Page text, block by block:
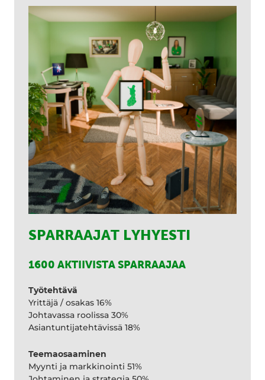
SPARRAAJAT LYHYESTI
1600 AKTIIVISTA SPARRAAJAA
Työtehtävä
Yrittäjä / osakas 16%
Johtavassa roolissa 30%
Asiantuntijatehtävissä 18%
Teemaosaaminen
Myynti ja markkinointi 51%